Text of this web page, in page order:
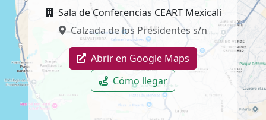
Sala de Conferencias CEART Mexicali
Calzada de los Presidentes s/n
Abrir en Google Maps
Cómo llegar